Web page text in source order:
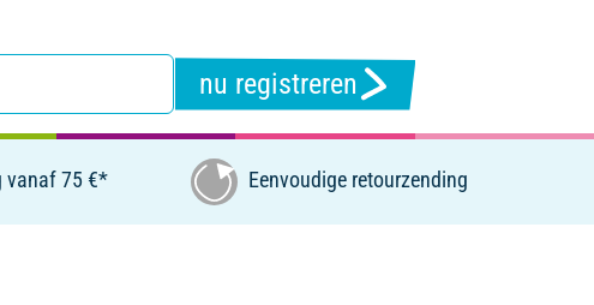
nu registreren
vanaf 75 €* Eenvoudige retourzending